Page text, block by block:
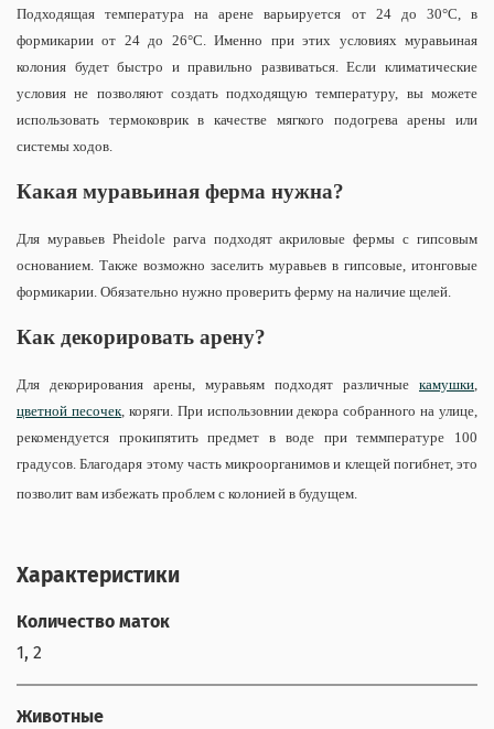
Подходящая температура на арене варьируется от 24 до 30°С, в
формикарии от 24 до 26°С. Именно при этих условиях муравьиная
колония будет быстро и правильно развиваться. Если климатические
условия не позволяют создать подходящую температуру, вы можете
использовать термоковрик в качестве мягкого подогрева арены или
системы ходов.
Какая муравьиная ферма нужна?
Для муравьев Pheidole parva подходят акриловые фермы с гипсовым
основанием. Также возможно заселить муравьев в гипсовые, итонговые
формикарии. Обязательно нужно проверить ферму на наличие щелей.
Как декорировать арену?
Для декорирования арены, муравьям подходят различные камушки,
цветной песочек, коряги. При использовнии декора собранного на улице,
рекомендуется прокипятить предмет в воде при теммпературе 100
градусов. Благодаря этому часть микроорганимов и клещей погибнет, это
позволит вам избежать проблем с колонией в будущем.
Характеристики
Количество маток
1, 2
Животные